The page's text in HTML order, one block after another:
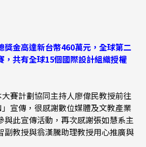
獎金高達新台幣460萬元，全球第二
，共有全球15個國際設計組織授權
賽計劃協同主持人廖偉民教授前往
宣傳，很感謝數位媒體及文教產業
與此宣傳活動，再次感謝張如慧系主
副教授與翁漢騰助理教授用心推廣與